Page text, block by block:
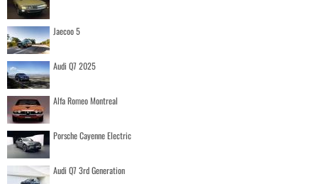
Jaecoo 5
Audi Q7 2025
Alfa Romeo Montreal
Porsche Cayenne Electric
Audi Q7 3rd Generation